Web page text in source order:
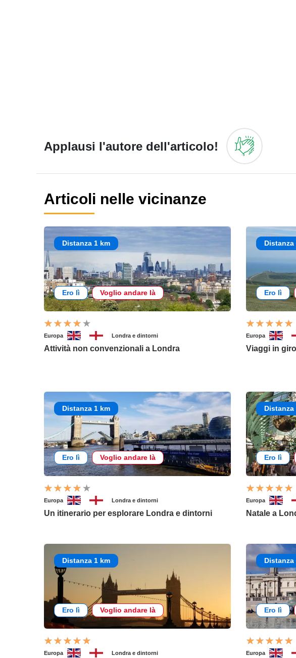
Applausi l'autore dell'articolo!
Articoli nelle vicinanze
Distanza 1 km
Ero lì Voglio andare là
Europa Londra e dintorni
Attività non convenzionali a Londra
Distanza
Ero lì
Europa
Viaggi in
Distanza 1 km
Ero lì Voglio andare là
Europa Londra e dintorni
Un itinerario per esplorare Londra e dintorni
Distanza
Ero lì
Europa
Natale a
Distanza 1 km
Ero lì Voglio andare là
Europa Londra e dintorni
Distanza
Ero lì
Europa